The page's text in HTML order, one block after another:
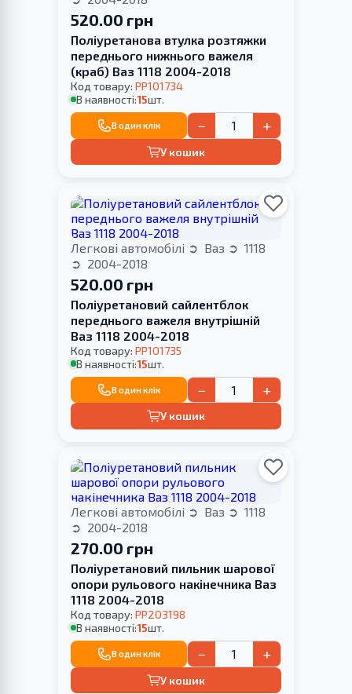
520.00 грн
Поліуретанова втулка розтяжки
переднього нижнього важеля
(краб) Ваз 1118 2004-2018
Код товару: PP101734
В наявності:15шт.
В один клік − +
У кошик
Легкові автомобілі Ваз
1118
2004-2018
520.00 грн
Поліуретановий сайлентблок
переднього важеля внутрішній
Ваз 1118 2004-2018
Код товару: PP101735
В наявності:15шт.
В один клік − +
У кошик
Легкові автомобілі Ваз
1118
2004-2018
270.00 грн
Поліуретановий пильник шарової
опори рульового накінечника Ваз
1118 2004-2018
Код товару: PP203198
В наявності:15шт.
В один клік − +
У кошик